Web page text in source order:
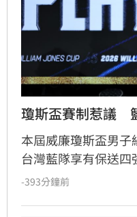
瓊斯盃賽制惹議　
本屆威廉瓊斯盃男
台灣藍隊享有保送
協副理事長文大培親
-393分鐘前